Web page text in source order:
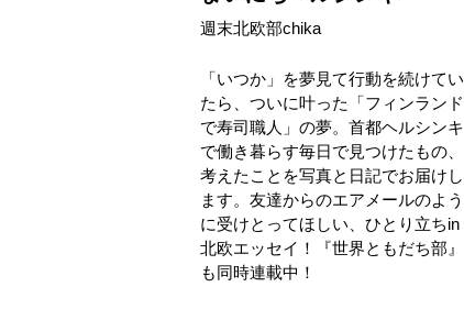
週末北欧部chika
「いつか」を夢見て行動を続けてい
たら、ついに叶った「フィンランド
で寿司職人」の夢。首都ヘルシンキ
で働き暮らす毎日で見つけたもの、
考えたことを写真と日記でお届けし
ます。友達からのエアメールのよう
に受けとってほしい、ひとり立ちin
北欧エッセイ！ 『世界ともだち部』
も同時連載中！